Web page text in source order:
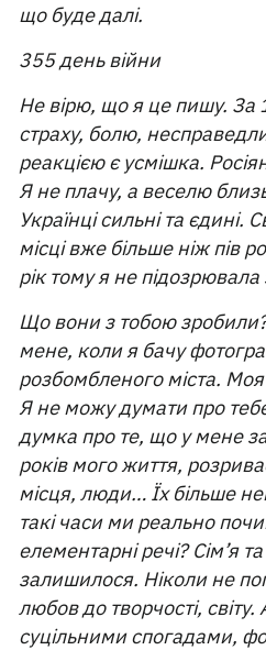
що буде далі.
355 день війни
Не вірю, що я це пишу. За
страху, болю,
реакцією є усмішка.
Я не плачу, а веселю
Українці сильні та єдині.
місці вже більше ніж пів
рік тому я не
Що вони з тобою
мене, коли я бачу
розбомбленого міста.
Я не можу думати про
думка про те, що у мене
років мого життя,
місця, люди… Їх більше
такі часи ми реально
елементарні речі? Сім’я
залишилося. Ніколи не
любов до творчості,
суцільними спогадами,